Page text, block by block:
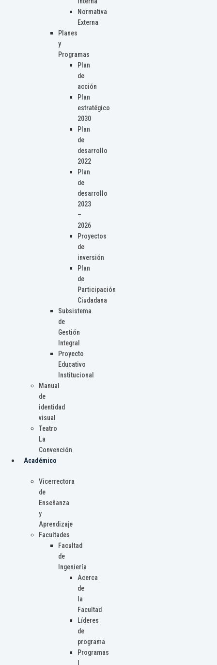
Normativa
Externa
Planes
y
Programas
Plan
de
acción
Plan
estratégico
2030
Plan
de
desarrollo
2022
Plan
de
desarrollo
2023
–
2026
Proyectos
de
inversión
Plan
de
Participación
Ciudadana
Subsistema
de
Gestión
Integral
Proyecto
Educativo
Institucional
Manual
de
identidad
visual
Teatro
La
Convención
Académico
Vicerrectora
de
Enseñanza
y
Aprendizaje
Facultades
Facultad
de
Ingeniería
Acerca
de
la
Facultad
Líderes
de
programa
Programas